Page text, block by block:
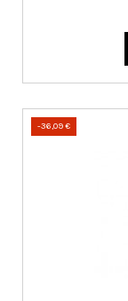
-36,09 €